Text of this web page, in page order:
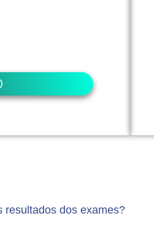
resultados dos exames?